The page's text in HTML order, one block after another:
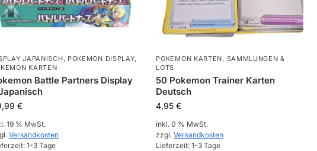
JAPANISCH, POKEMON DISPLAY,
KARTEN
Battle Partners Display
€
19 % MwSt.
Versandkosten
1-3 Tage
POKEMON KARTEN, SAMMLUNGEN &
LOTS
50 Pokemon Trainer Karten
Deutsch
4,95€
inkl. 0 % MwSt.
zzgl.Versandkosten
Lieferzeit:1-3 Tage